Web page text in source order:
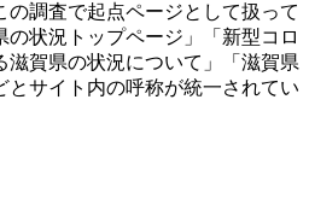
の調査で起点ページとして扱って
の状況トップページ」「新型コロ
滋賀県の状況について」「滋賀県
とサイト内の呼称が統一されてい